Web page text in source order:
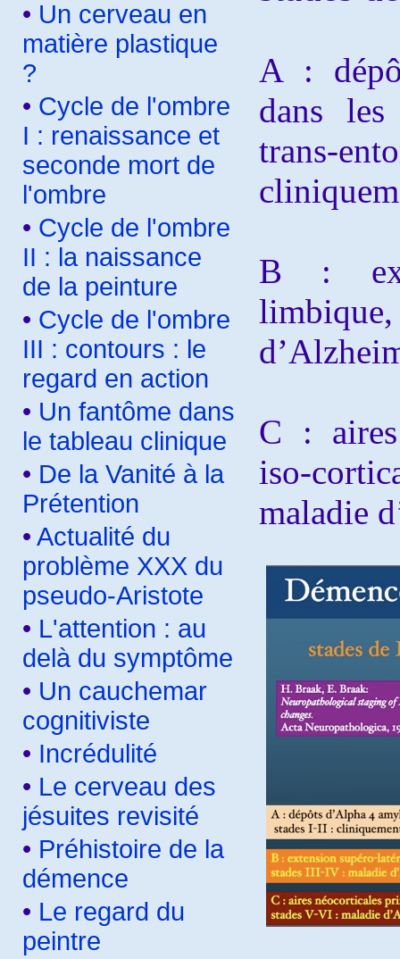
• Un cerveau en
matière plastique
?
• Cycle de l'ombre
I : renaissance et
seconde mort de
l'ombre
• Cycle de l'ombre
II : la naissance
de la peinture
• Cycle de l'ombre
III : contours : le
regard en action
• Un fantôme dans
le tableau clinique
• De la Vanité à la
Prétention
• Actualité du
problème XXX du
pseudo-Aristote
• L'attention : au
delà du symptôme
• Un cauchemar
cognitiviste
• Incrédulité
• Le cerveau des
jésuites revisité
• Préhistoire de la
démence
• Le regard du
peintre
A :
dans les
trans-
B :
C : aires
iso-
maladie